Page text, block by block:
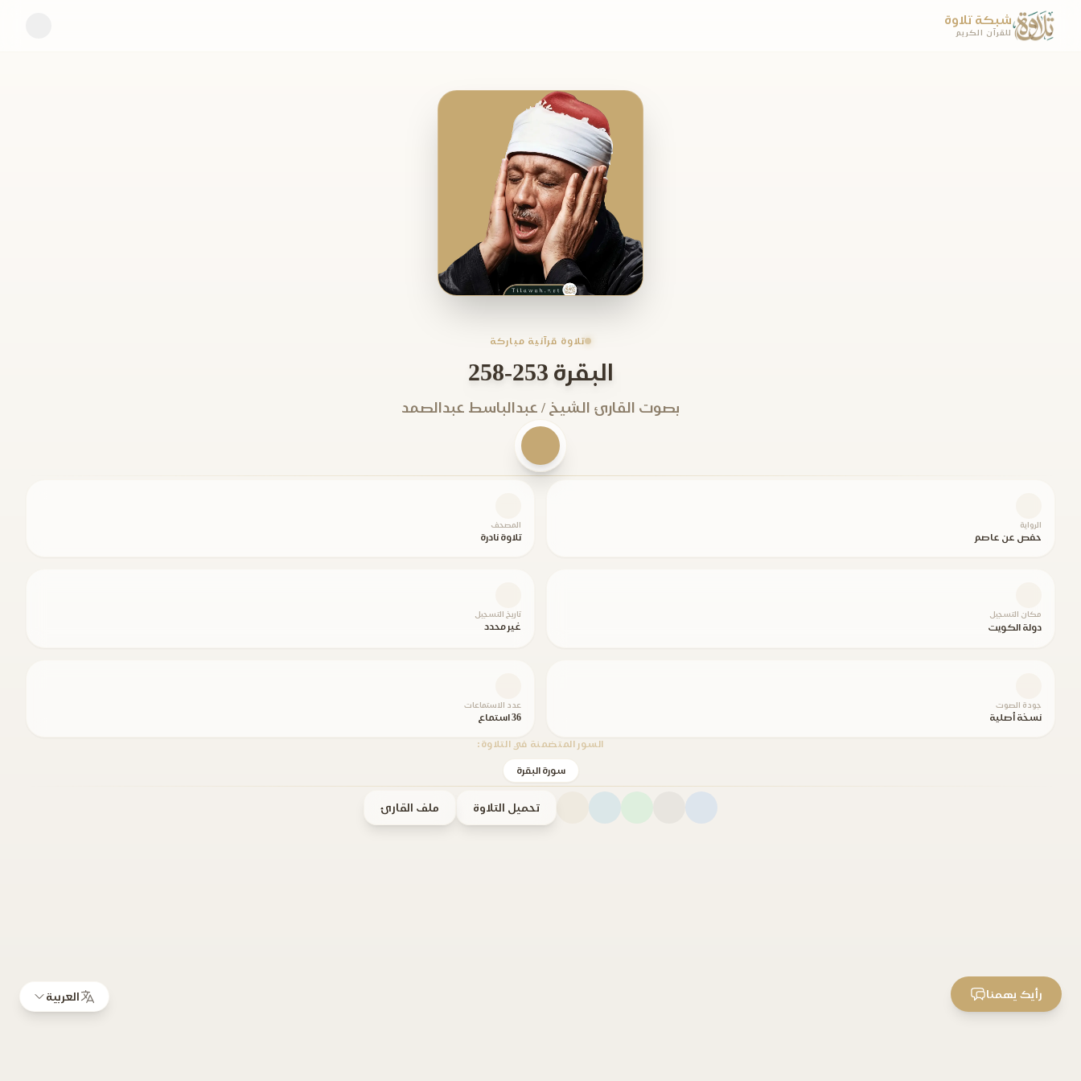
شبكة تلاوة
للقرآن الكريم
تلاوة قرآنية مباركة
البقرة 253-258
بصوت القارئ الشيخ / عبدالباسط عبدالصمد
الرواية
حفص عن عاصم
المصحف
تلاوة نادرة
مكان التسجيل
دولة الكويت
تاريخ التسجيل
غير محدد
جودة الصوت
نسخة أصلية
عدد الاستماعات
36 استماع
السور المتضمنة في التلاوة:
سورة البقرة
تحميل التلاوة ملف القارئ
العربية رأيك يهمنا